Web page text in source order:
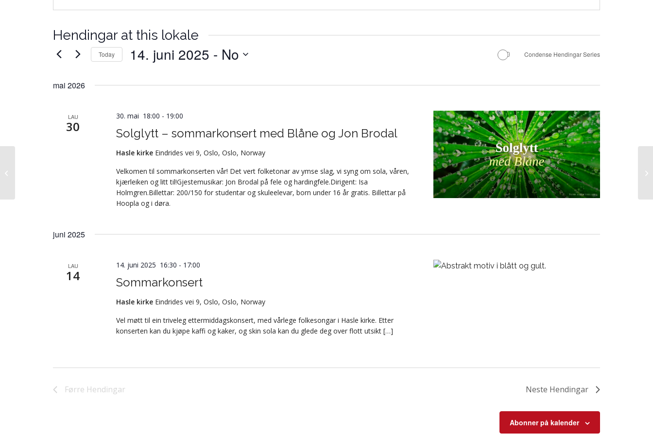
Hendingar at this lokale
Today 14. juni 2025 - No Condense Hendingar Series
mai 2026
LAU
30 Solglytt – sommarkonsert med Blåne og Jon Brodal
30. mai 18:00 - 19:00
Hasle kirke Eindrides vei 9, Oslo, Oslo, Norway
Velkomen til sommarkonserten vår! Det vert folketonar av ymse slag, vi syng om sola, våren,
kjærleiken og litt til!Gjestemusikar: Jon Brodal på fele og hardingfele.Dirigent: Isa
Holmgren.Billettar: 200/150 for studentar og skuleelevar, born under 16 år gratis. Billettar på
Hoopla og i døra.
juni 2025
LAU
14 Sommarkonsert
14. juni 2025 16:30 - 17:00
Hasle kirke Eindrides vei 9, Oslo, Oslo, Norway
Vel møtt til ein triveleg ettermiddagskonsert, med vårlege folkesongar i Hasle kirke. Etter
konserten kan du kjøpe kaffi og kaker, og skin sola kan du glede deg over flott utsikt […]
Førre Hendingar Neste Hendingar
Abonner på kalender